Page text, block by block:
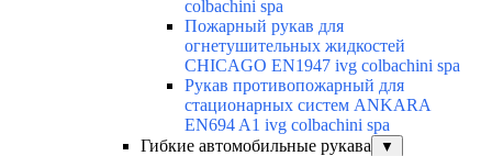
colbachini spa
Пожарный рукав для
огнетушительных жидкостей
CHICAGO EN1947 ivg colbachini spa
Рукав противопожарный для
стационарных систем ANKARA
EN694 A1 ivg colbachini spa
Гибкие автомобильные рукава
▼